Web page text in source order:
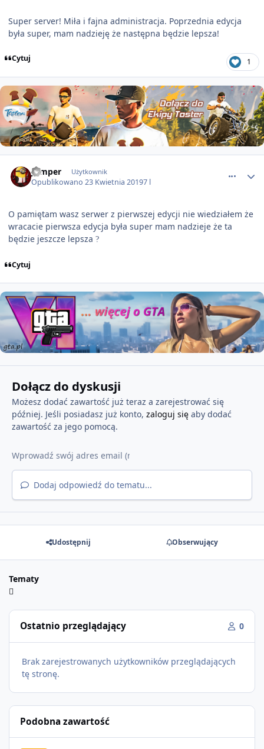
Super server! Miła i fajna administracja. Poprzednia edycja
była super, mam nadzieję że następna będzie lepsza!
Cytuj 1
Jumper Użytkownik
Opublikowano23 Kwietnia 20197 l
O pamiętam wasz serwer z pierwszej edycji nie wiedziałem że
wracacie pierwsza edycja była super mam nadzieje że ta
będzie jeszcze lepsza ?
Cytuj
Dołącz do dyskusji
Możesz dodać zawartość już teraz a zarejestrować się
później. Jeśli posiadasz już konto, zaloguj sięaby dodać
zawartość za jego pomocą.
Dodaj odpowiedź do tematu...
Udostępnij Obserwujący
Tematy
Ostatnio przeglądający 0
Brak zarejestrowanych użytkowników przeglądających
tę stronę.
Podobna zawartość